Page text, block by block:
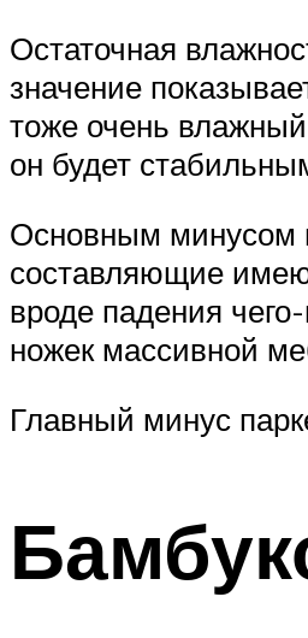
Остаточная
значение
тоже очень
он будет
Основным минусом
составляющие
вроде падения
ножек массивной
Главный минус